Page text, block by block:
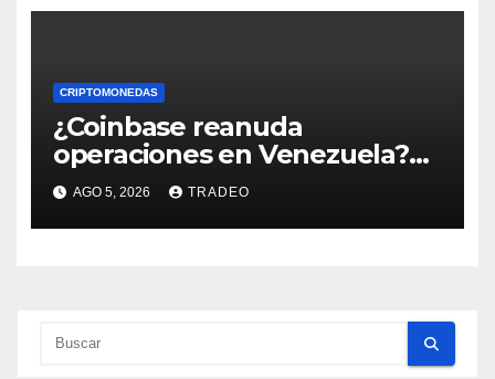
CRIPTOMONEDAS
¿Coinbase reanuda
operaciones en Venezuela?
Post críptico enciende el
debate
AGO 5, 2026 TRADEO